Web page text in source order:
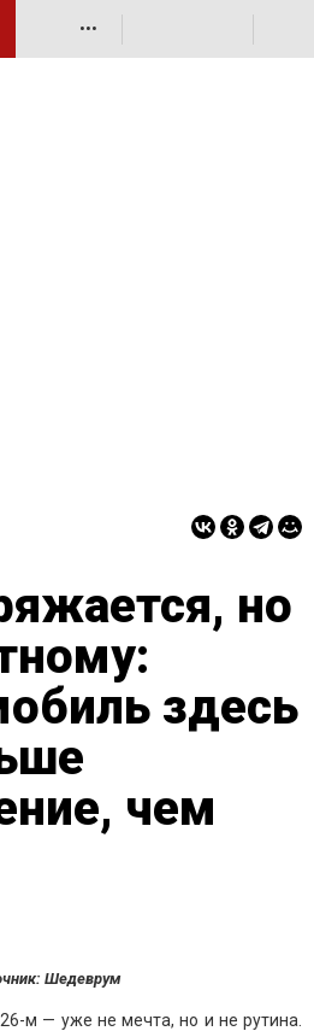
•••
но
здесь
чем
Шедеврум
м — уже не мечта, но и не рутина.